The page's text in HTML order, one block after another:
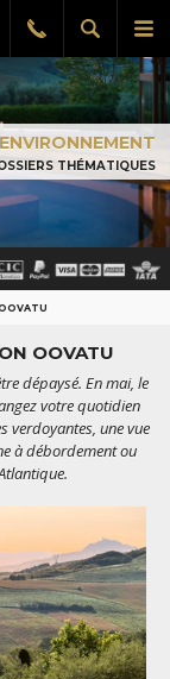
le
Afficher
la
Rappel
gratuit
ENVIRONNEMENT
THÉMATIQUES
OOVATU
dépaysé. En mai, le
votre quotidien
verdoyantes, une vue
à débordement ou